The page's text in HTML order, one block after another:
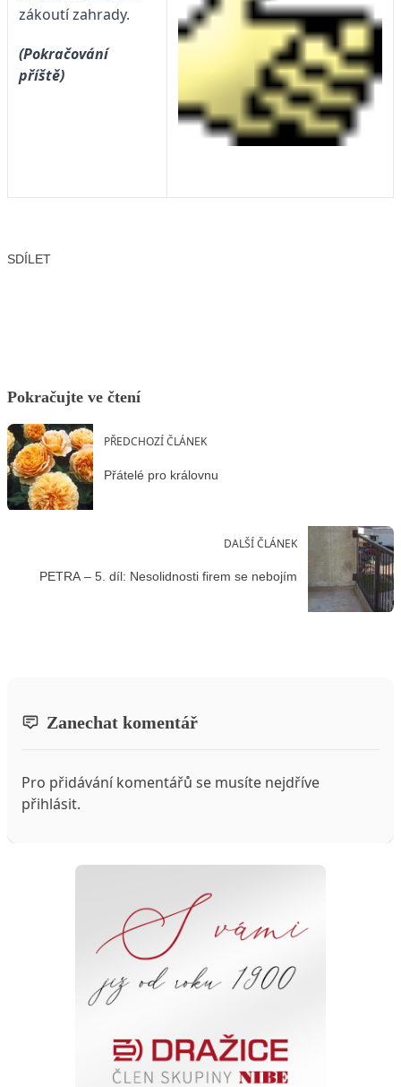
zákoutí zahrady.
(Pokračování
příště)
SDÍLET
Pokračujte ve čtení
PŘEDCHOZÍ ČLÁNEK
Přátelé pro královnu
DALŠÍ ČLÁNEK
PETRA – 5. díl: Nesolidnosti firem se nebojím
Zanechat komentář
Pro přidávání komentářů se musíte nejdříve
přihlásit.